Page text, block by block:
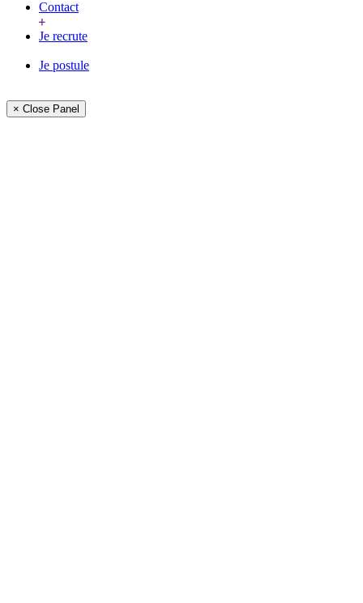
Contact
Je recrute
Je postule
× Close Panel